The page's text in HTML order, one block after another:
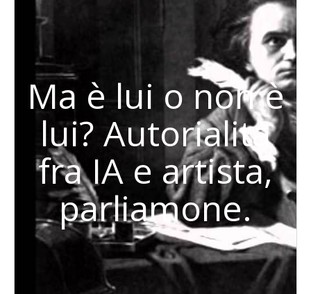
Ma è lui o non è
lui? Autorialità
fra IA e artista,
parliamone.